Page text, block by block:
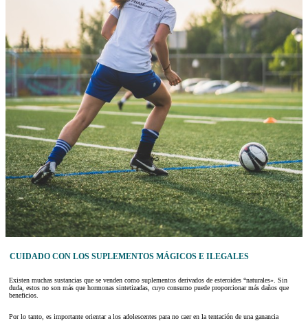
CUIDADO CON LOS SUPLEMENTOS MÁGICOS E ILEGALES
Existen muchas sustancias que se venden como suplementos derivados de esteroides “naturales». Sin
duda, estos no son más que hormonas sintetizadas, cuyo consumo puede proporcionar más daños que
beneficios.
Por lo tanto, es importante orientar a los adolescentes para no caer en la tentación de una ganancia